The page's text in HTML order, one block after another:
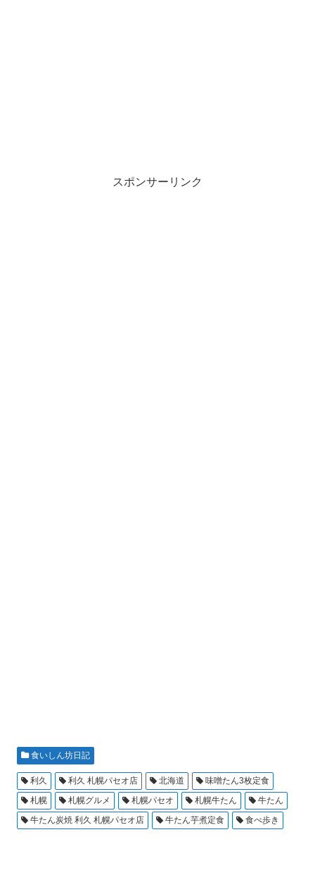
スポンサーリンク
食いしん坊日記
利久 利久 札幌パセオ店 北海道
味噌たん3枚定食
札幌
札幌グルメ 札幌パセオ 札幌牛たん
牛たん
牛たん炭焼 利久 札幌パセオ店
牛たん芋煮定食 食べ歩き